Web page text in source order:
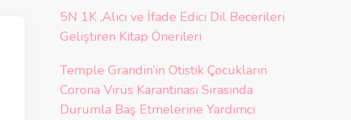
5N 1K ,Alıcı ve İfade Edici Dil Becerileri
Geliştiren Kitap Önerileri
Temple Grandin’in Otistik Çocukların
Corona Virüs Karantinası Sırasında
Durumla Baş Etmelerine Yardımcı